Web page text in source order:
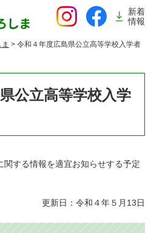
新着
情報
> 令和４年度広島県公立高等学校入学者
公立高等学校入学
する情報を適宜お知らせする予定
更新日：令和４年５月13日